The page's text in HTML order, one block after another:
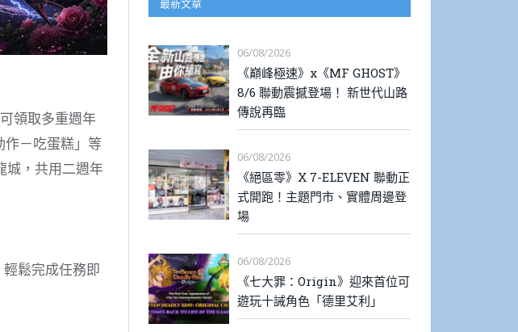
領取多重週年
作－吃蛋糕」等
城，共用二週年
鬆完成任務即
最新文章
06/08/2026
《巔峰極速》x《MF GHOST》
8/6 聯動震撼登場！ 新世代山路
傳說再臨
06/08/2026
《絕區零》X 7-ELEVEN 聯動正
式開跑！主題門市、實體周邊登
場
06/08/2026
《七大罪：Origin》迎來首位可
遊玩十誡角色「德里艾利」